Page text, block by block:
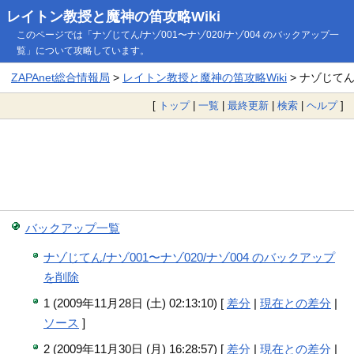
レイトン教授と魔神の笛攻略Wiki
このページでは「ナゾじてん/ナゾ001〜ナゾ020/ナゾ004 のバックアップ一
覧」について攻略しています。
ZAPAnet総合情報局 > レイトン教授と魔神の笛攻略Wiki> ナゾじて
[ トップ| 一覧 | 最終更新 | 検索 | ヘルプ]
バックアップ一覧
ナゾじてん/ナゾ001〜ナゾ020/ナゾ004 のバックアップ
を削除
1 (2009年11月28日 (土) 02:13:10) [ 差分 |現在との差分 |
ソース ]
2 (2009年11月30日 (月) 16:28:57) [ 差分 |現在との差分 |